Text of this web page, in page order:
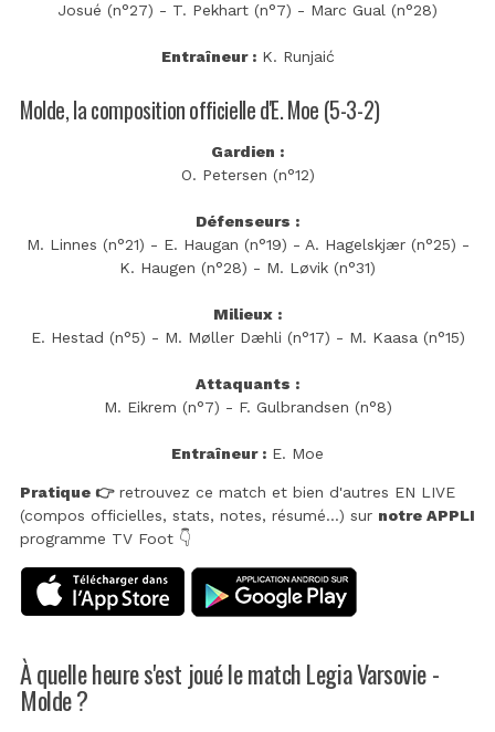
Josué (n°27) - T. Pekhart (n°7) - Marc Gual (n°28)
Entraîneur :K. Runjaić
Molde, la composition officielle d'E. Moe (5-3-2)
Gardien :
O. Petersen (n°12)
Défenseurs :
M. Linnes (n°21) - E. Haugan (n°19) - A. Hagelskjær (n°25) -
K. Haugen (n°28) - M. Løvik (n°31)
Milieux :
E. Hestad (n°5) - M. Møller Dæhli (n°17) - M. Kaasa (n°15)
Attaquants :
M. Eikrem (n°7) - F. Gulbrandsen (n°8)
Entraîneur : E. Moe
Pratique 👉retrouvez ce match et bien d'autres EN LIVE
(compos officielles, stats, notes, résumé...) sur notre APPLI
programme TV Foot 👇
À quelle heure s'est joué le match Legia Varsovie -
Molde ?